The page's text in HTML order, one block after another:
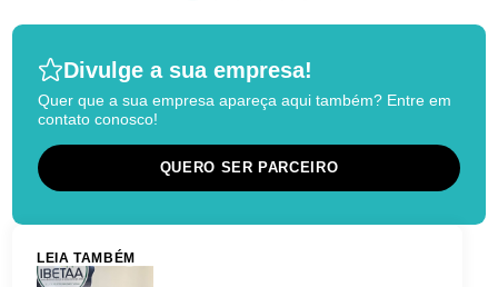
Divulge a sua empresa!
Quer que a sua empresa apareça aqui também? Entre em
contato conosco!
QUERO SER PARCEIRO
LEIA TAMBÉM